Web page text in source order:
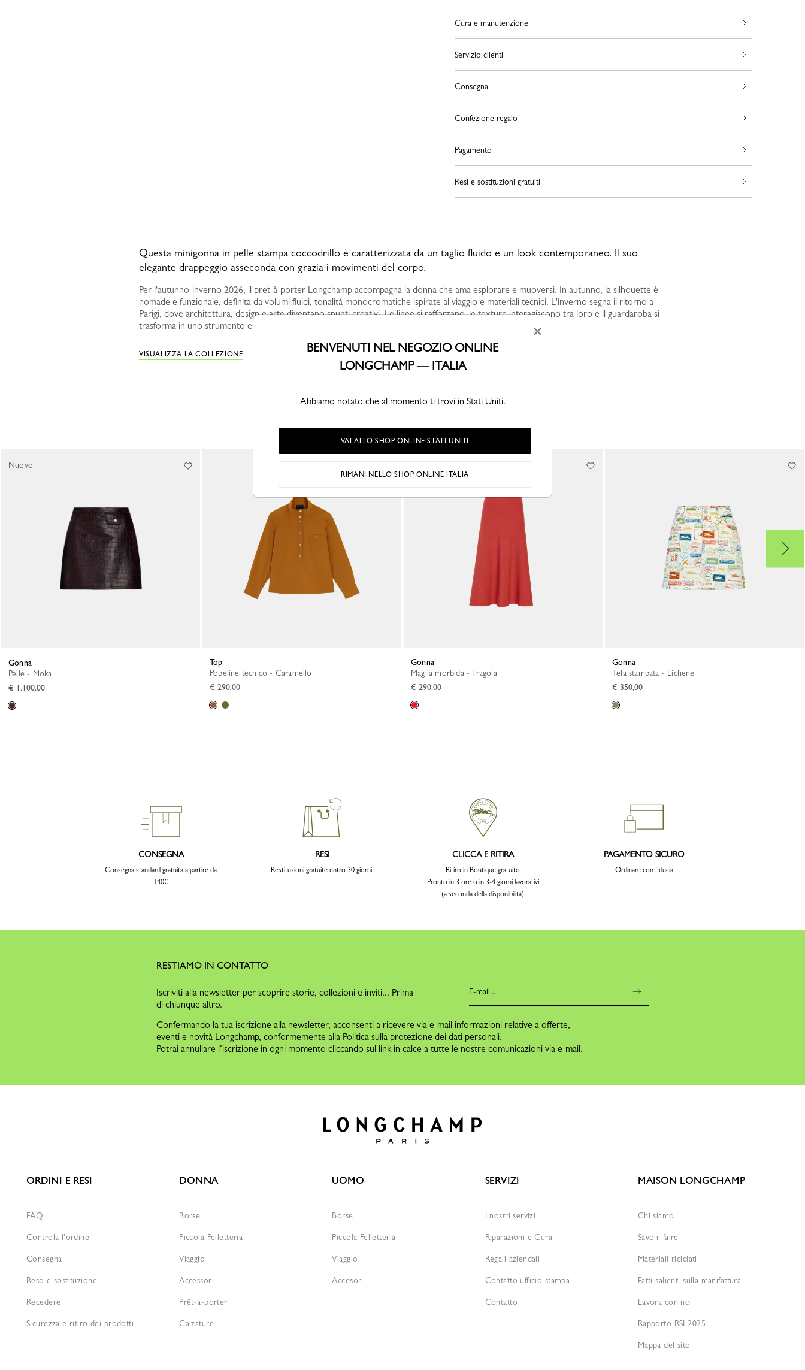
Cura e manutenzione
Servizio clienti
Consegna
Confezione regalo
Pagamento
Resi e sostituzioni gratuiti
Questa minigonna in pelle stampa coccodrillo è caratterizzata da un taglio fluido e un look contemporaneo. Il suo
elegante drappeggio asseconda con grazia i movimenti del corpo.
Per l'autunno-inverno 2026, il pret-à-porter Longchamp accompagna la donna che ama esplorare e muoversi. In autunno, la silhouette è
nomade e funzionale, definita da volumi fluidi, tonalità monocromatiche ispirate al viaggio e materiali tecnici. L'inverno segna il ritorno a
Parigi, dove architettura, design e arte diventano spunti creativi. Le linee si rafforzano, le texture interagiscono tra loro e il guardaroba si
trasforma in uno strumento espressivo, bilanciando struttura e sensorialità, libertà e stile esclusivo.
VISUALIZZA LA COLLEZIONE
Gonna
Pelle - Moka
€ 1.100,00
Nuovo
Top
Popeline tecnico - Caramello
€ 290,00
Gonna
Maglia morbida - Fragola
€ 290,00
Gonna
Tela stampata - Lichene
€ 350,00
CONSEGNA
Consegna standard gratuita a partire da
140€
RESI
Restituzioni gratuite entro 30 giorni
CLICCA E RITIRA
Ritiro in Boutique gratuito
Pronto in 3 ore o in 3-4 giorni lavorativi
(a seconda della disponibilità)
PAGAMENTO SICURO
Ordinare con fiducia
RESTIAMO IN CONTATTO
Iscriviti alla newsletter per scoprire storie, collezioni e inviti... Prima
di chiunque altro.
Confermando la tua iscrizione alla newsletter, acconsenti a ricevere via e-mail informazioni relative a offerte,
eventi e novità Longchamp, conformemente alla Politica sulla protezione dei dati personali.
Potrai annullare l’iscrizione in ogni momento cliccando sul link in calce a tutte le nostre comunicazioni via e-mail.
ORDINI E RESI
FAQ
Controla l'ordine
Consegna
Reso e sostituzione
Recedere
Sicurezza e ritiro dei prodotti
DONNA
Borse
Piccola Pelletteria
Viaggio
Accessori
Prêt-à-porter
Calzature
UOMO
Borse
Piccola Pelletteria
Viaggio
Accesori
SERVIZI
I nostri servizi
Riparazioni e Cura
Regali aziendali
Contatto ufficio stampa
Contatto
MAISON LONGCHAMP
Chi siamo
Savoir-faire
Materiali riciclati
Fatti salienti sulla manifattura
Lavora con noi
Rapporto RSI 2025
Mappa del sito
×
BENVENUTI NEL NEGOZIO ONLINE
LONGCHAMP — ITALIA
Abbiamo notato che al momento ti trovi in Stati Uniti.
VAI ALLO SHOP ONLINE STATI UNITI
RIMANI NELLO SHOP ONLINE ITALIA